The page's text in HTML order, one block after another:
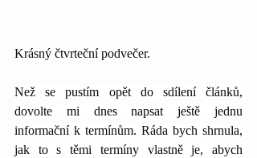
Krásný čtvrteční podvečer.
Než se pustím opět do sdílení článků,
dovolte mi dnes napsat ještě jednu
informační k termínům. Ráda bych shrnula,
jak to s těmi termíny vlastně je, abych